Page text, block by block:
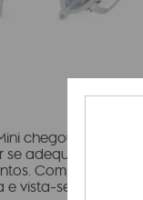
chegou! Com
adequa ao seu
Compacta e
vista-se com